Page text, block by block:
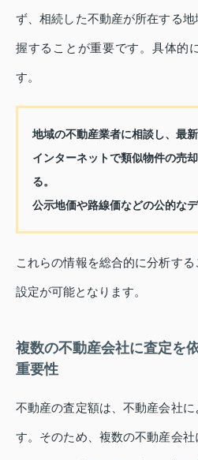
ず、相続した不動産が所在する
握することが重要です。具体的
す。
地域の不動産業者に相談し、最
インターネットで類似物件の売
る。
公示地価や路線価などの公的なデ
これらの情報を総合的に分析す
設定が可能となります。
複数の不動産会社に査定を
重要性
不動産の査定額は、不動産会社
す。そのため、複数の不動産会